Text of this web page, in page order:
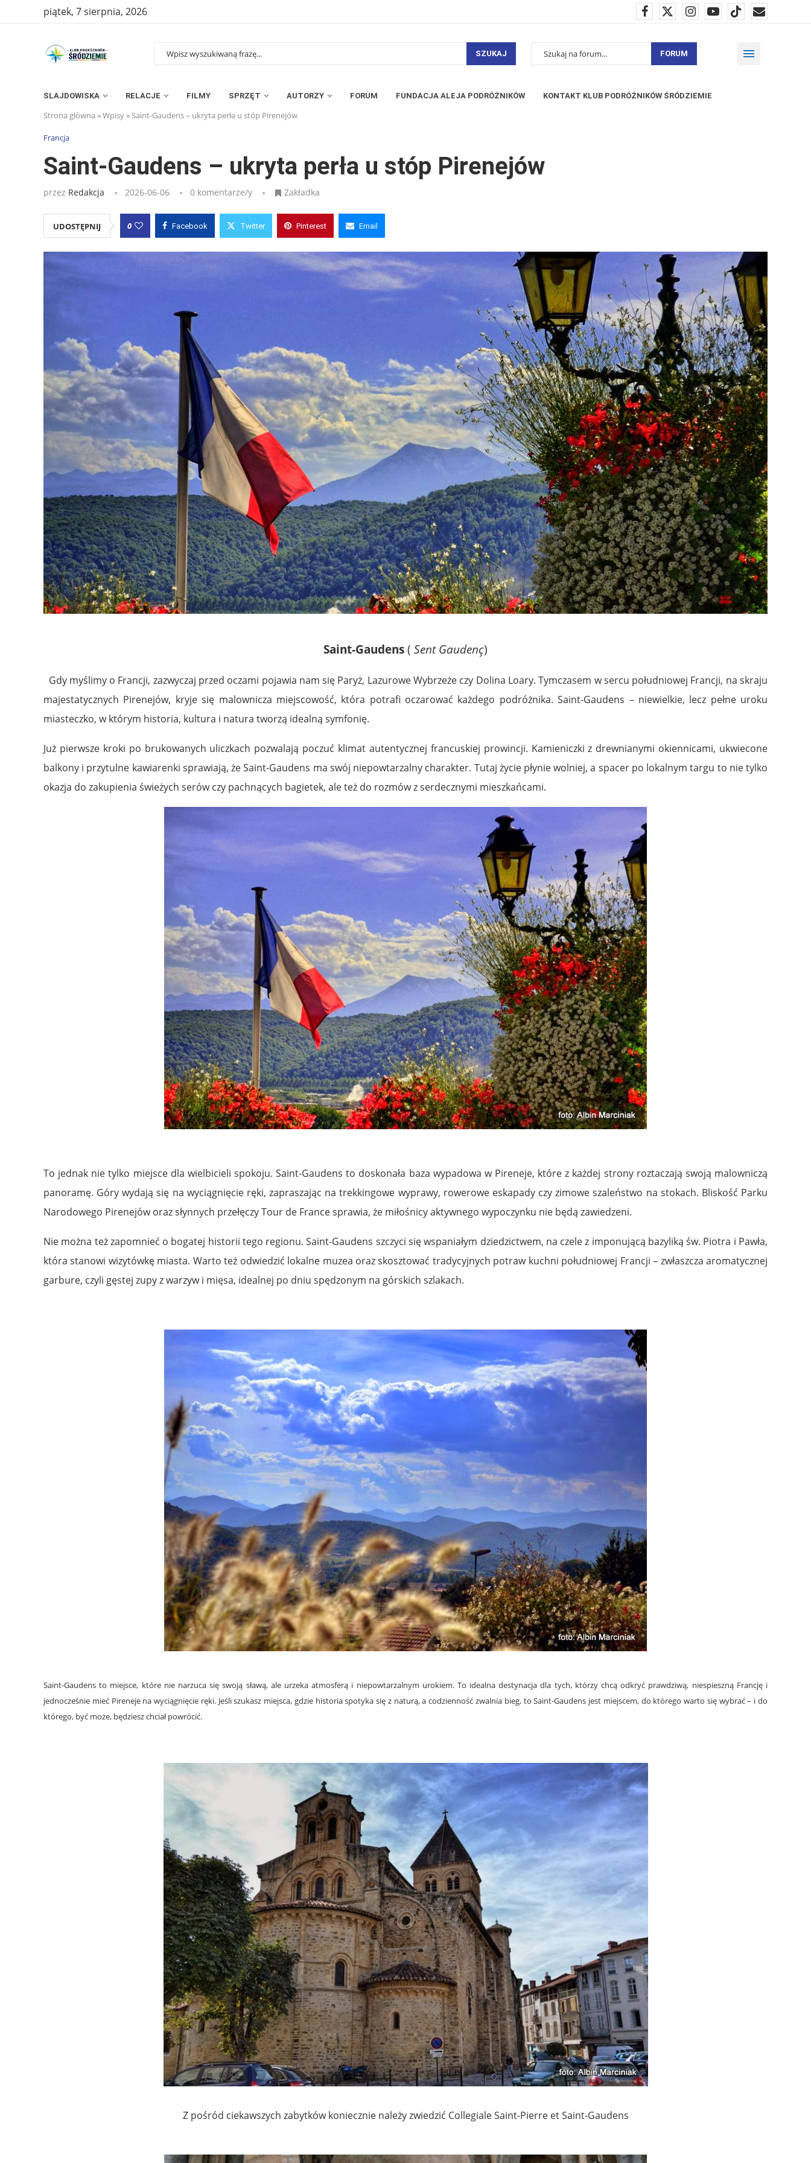
piątek, 7 sierpnia, 2026
SZUKAJ FORUM
SLAJDOWISKA RELACJE FILMY SPRZĘT AUTORZY FORUM FUNDACJA ALEJA PODRÓŻNIKÓW KONTAKT KLUB PODRÓŻNIKÓW ŚRÓDZIEMIE
Strona główna »Wpisy»Saint-Gaudens – ukryta perła u stóp Pirenejów
Francja
Saint-Gaudens – ukryta perła u stóp Pirenejów
przez Redakcja 2026-06-06 0 komentarze/y Zakładka
UDOSTĘPNIJ 0 Facebook Twitter Pinterest Email
Saint-Gaudens ( Sent Gaudenç)
Gdy myślimy o Francji, zazwyczaj przed oczami pojawia nam się Paryż, Lazurowe Wybrzeże czy Dolina Loary. Tymczasem w sercu południowej Francji, na skraju
majestatycznych Pirenejów, kryje się malownicza miejscowość, która potrafi oczarować każdego podróżnika. Saint-Gaudens – niewielkie, lecz pełne uroku
miasteczko, w którym historia, kultura i natura tworzą idealną symfonię.
Już pierwsze kroki po brukowanych uliczkach pozwalają poczuć klimat autentycznej francuskiej prowincji. Kamieniczki z drewnianymi okiennicami, ukwiecone
balkony i przytulne kawiarenki sprawiają, że Saint-Gaudens ma swój niepowtarzalny charakter. Tutaj życie płynie wolniej, a spacer po lokalnym targu to nie tylko
okazja do zakupienia świeżych serów czy pachnących bagietek, ale też do rozmów z serdecznymi mieszkańcami.
To jednak nie tylko miejsce dla wielbicieli spokoju. Saint-Gaudens to doskonała baza wypadowa w Pireneje, które z każdej strony roztaczają swoją malowniczą
panoramę. Góry wydają się na wyciągnięcie ręki, zapraszając na trekkingowe wyprawy, rowerowe eskapady czy zimowe szaleństwo na stokach. Bliskość Parku
Narodowego Pirenejów oraz słynnych przełęczy Tour de France sprawia, że miłośnicy aktywnego wypoczynku nie będą zawiedzeni.
Nie można też zapomnieć o bogatej historii tego regionu. Saint-Gaudens szczyci się wspaniałym dziedzictwem, na czele z imponującą bazyliką św. Piotra i Pawła,
która stanowi wizytówkę miasta. Warto też odwiedzić lokalne muzea oraz skosztować tradycyjnych potraw kuchni południowej Francji – zwłaszcza aromatycznej
garbure, czyli gęstej zupy z warzyw i mięsa, idealnej po dniu spędzonym na górskich szlakach.
Saint-Gaudens to miejsce, które nie narzuca się swoją sławą, ale urzeka atmosferą i niepowtarzalnym urokiem. To idealna destynacja dla tych, którzy chcą odkryć prawdziwą, niespieszną Francję i
jednocześnie mieć Pireneje na wyciągnięcie ręki. Jeśli szukasz miejsca, gdzie historia spotyka się z naturą, a codzienność zwalnia bieg, to Saint-Gaudens jest miejscem, do którego warto się wybrać – i do
którego, być może, będziesz chciał powrócić.
Z pośród ciekawszych zabytków koniecznie należy zwiedzić Collegiale Saint-Pierre et Saint-Gaudens